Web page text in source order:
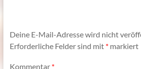
Deine E-Mail-Adresse wird nicht
Erforderliche Felder sind mit *markiert
Kommentar *